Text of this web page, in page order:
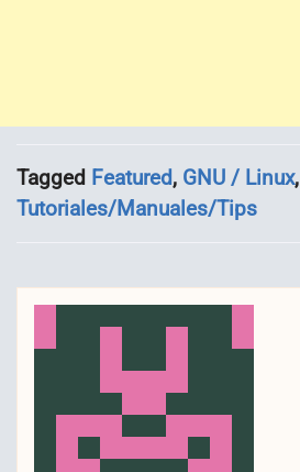
Tagged Featured, GNU / Linux,
Tutoriales/Manuales/Tips